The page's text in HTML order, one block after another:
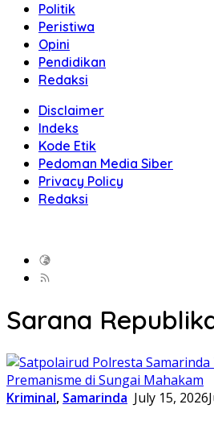
Politik
Peristiwa
Opini
Pendidikan
Redaksi
Disclaimer
Indeks
Kode Etik
Pedoman Media Siber
Privacy Policy
Redaksi
Sarana
Kriminal, Samarinda July 15, 2026